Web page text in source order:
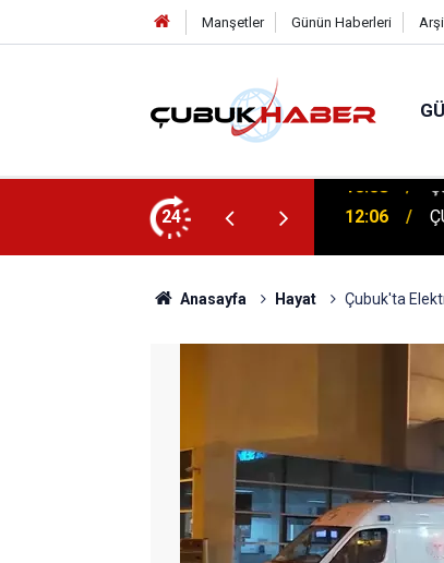
Manşetler Günün Haberleri
24
Eranıl Vizyonu 12:06
Anasayfa Hayat Çubuk'ta